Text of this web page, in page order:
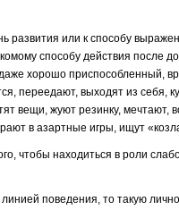
развития или к способу
способу действия после
хорошо приспособленный,
переедают, выходят из себя,
вещи, жуют резинку, мечтают,
в азартные игры, ищут
чтобы находиться в роли
линией поведения, то такую